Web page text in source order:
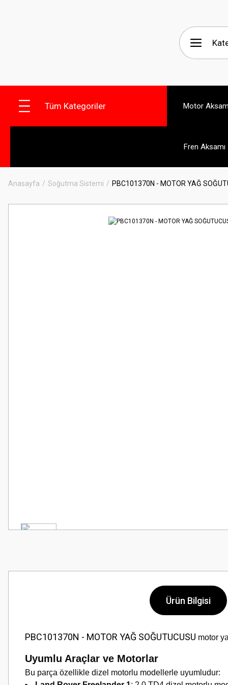
Tüm Kategoriler Motor
Fren Aksamı
Anasayfa Soğutma Sistemi PBC101370N - MOTOR YAĞ
Ürün Bilgisi
PBC101370N - MOTOR YAĞ SOĞUTUCUSU motor
Uyumlu Araçlar ve Motorlar
Bu parça özellikle dizel motorlu modellerle uyumludur: